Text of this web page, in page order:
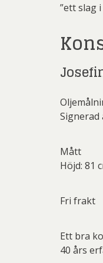
”ett slag
Signerad
Mått
Höjd: 81
Fri frakt
Ett bra
40 års